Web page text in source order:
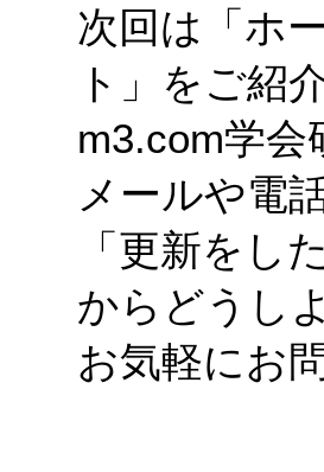
次回は「ホ
ト」をご紹
m3.com学
メールや電
「更新をし
からどうし
お気軽にお